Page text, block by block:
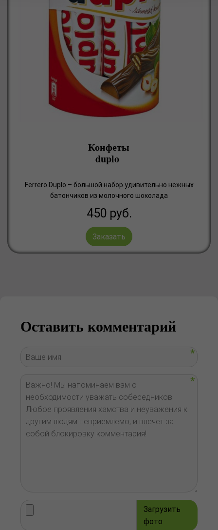
Конфеты
duplo
Ferrero Duplo – большой набор удивительно нежных
батончиков из молочного шоколада
450 руб.
Заказать
Оставить комментарий
Загрузить
фото